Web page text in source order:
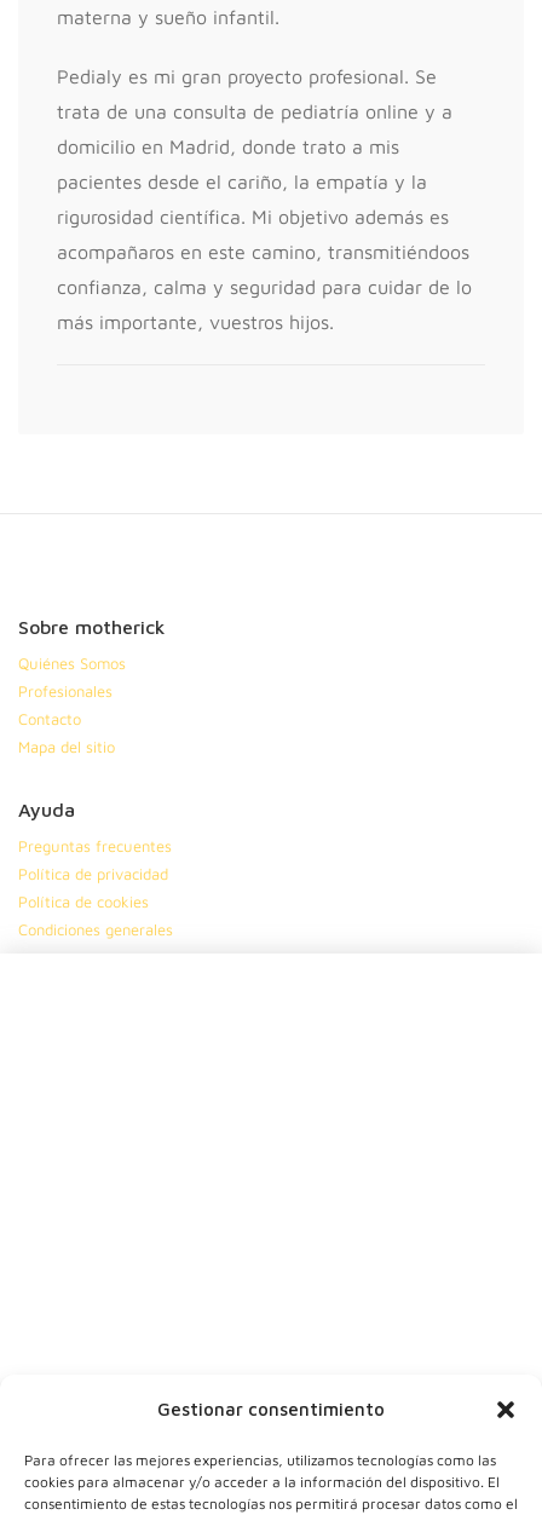
Gestionar consentimiento
Para ofrecer las mejores experiencias, utilizamos tecnologías como las
cookies para almacenar y/o acceder a la información del dispositivo. El
consentimiento de estas tecnologías nos permitirá procesar datos como el
materna y sueño infantil.
Pedialy es mi gran proyecto profesional. Se
trata de una consulta de pediatría online y a
domicilio en Madrid, donde trato a mis
pacientes desde el cariño, la empatía y la
rigurosidad científica. Mi objetivo además es
acompañaros en este camino, transmitiéndoos
confianza, calma y seguridad para cuidar de lo
más importante, vuestros hijos.
Sobre motherick
Quiénes Somos
Profesionales
Contacto
Mapa del sitio
Ayuda
Preguntas frecuentes
Política de privacidad
Política de cookies
Condiciones generales